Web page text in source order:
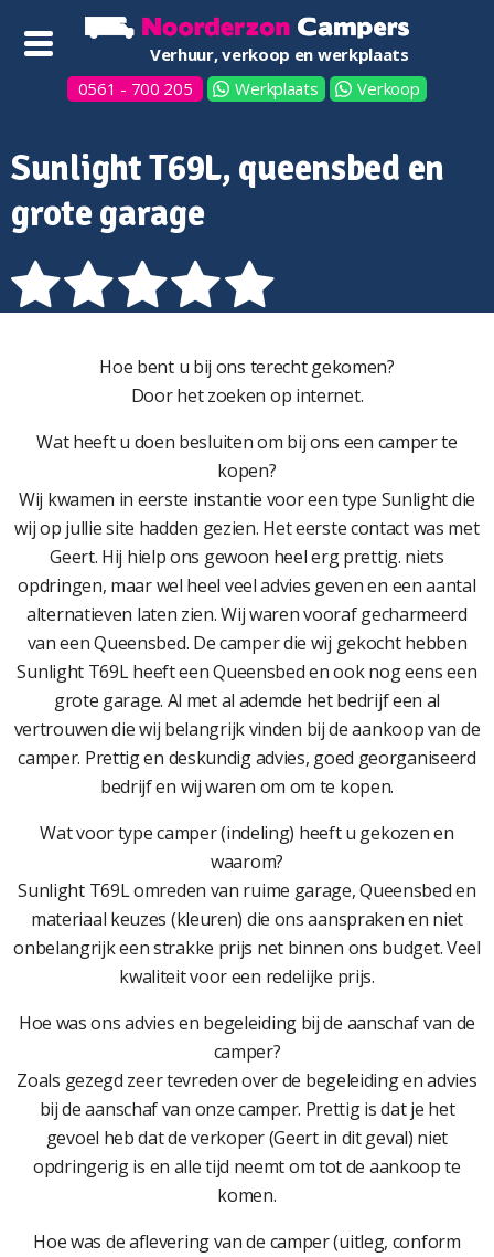
Verhuur, verkoop en werkplaats
0561 - 700 205
Werkplaats Verkoop
Sunlight T69L, queensbed en
grote garage
Hoe bent u bij ons terecht gekomen?
Door het zoeken op internet.
Wat heeft u doen besluiten om bij ons een camper te
kopen?
Wij kwamen in eerste instantie voor een type Sunlight die
wij op jullie site hadden gezien. Het eerste contact was met
Geert. Hij hielp ons gewoon heel erg prettig. niets
opdringen, maar wel heel veel advies geven en een aantal
alternatieven laten zien. Wij waren vooraf gecharmeerd
van een Queensbed. De camper die wij gekocht hebben
Sunlight T69L heeft een Queensbed en ook nog eens een
grote garage. Al met al ademde het bedrijf een al
vertrouwen die wij belangrijk vinden bij de aankoop van de
camper. Prettig en deskundig advies, goed georganiseerd
bedrijf en wij waren om om te kopen.
Wat voor type camper (indeling) heeft u gekozen en
waarom?
Sunlight T69L omreden van ruime garage, Queensbed en
materiaal keuzes (kleuren) die ons aanspraken en niet
onbelangrijk een strakke prijs net binnen ons budget. Veel
kwaliteit voor een redelijke prijs.
Hoe was ons advies en begeleiding bij de aanschaf van de
camper?
Zoals gezegd zeer tevreden over de begeleiding en advies
bij de aanschaf van onze camper. Prettig is dat je het
gevoel heb dat de verkoper (Geert in dit geval) niet
opdringerig is en alle tijd neemt om tot de aankoop te
komen.
Hoe was de aflevering van de camper (uitleg, conform